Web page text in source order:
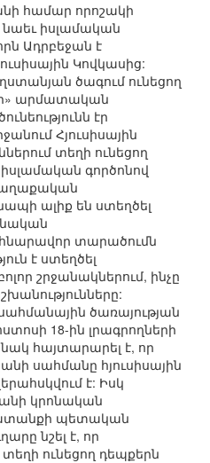
համար որոշակի
իսլամական
Ադրբեջան է
Կովկասից:
ծագում ունեցող
արմատական
էր
Հյուսիսային
տեղի ունեցող
իսլամական գործոնով
ալիք են ստեղծել
տարածումն
է ստեղծել
շրջանակներում, ինչը
ծառայության
18-ին լրագրողների
հայտարարել է, որ
սահմանը հյուսիսային
է: Իսկ
կրոնական
պետական
նշել է, որ
տեղի ունեցող դեպքերն